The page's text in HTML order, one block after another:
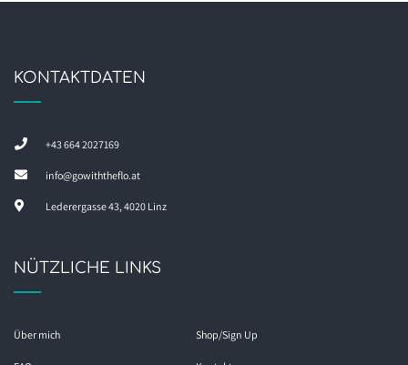
KONTAKTDATEN
+43 664 2027169
info@gowiththeflo.at
Lederergasse 43, 4020 Linz
NÜTZLICHE LINKS
Über mich Shop/Sign Up